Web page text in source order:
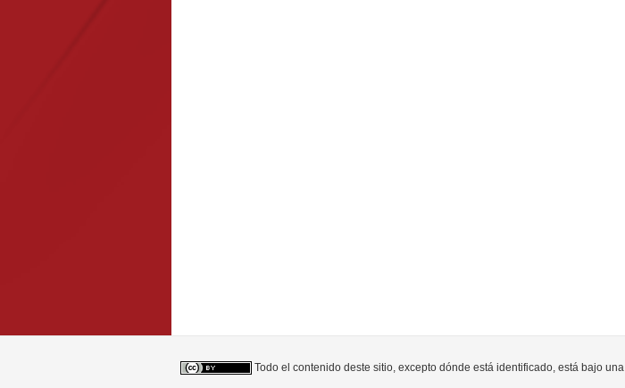
Todo el contenido deste sitio, excepto dónde está identificado, está bajo una